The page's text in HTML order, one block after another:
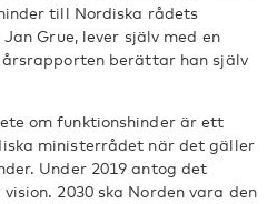
till Nordiska rådets
Grue, lever själv med en
berättar han själv
om funktionshinder är ett
ministerrådet när det gäller
Under 2019 antog det
2030 ska Norden vara den